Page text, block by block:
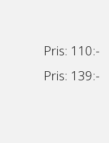
Pris: 110:-
Pris: 139:-